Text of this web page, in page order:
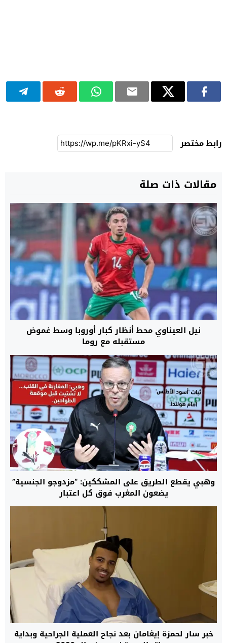
رابط مختصر
مقالات ذات صلة
نيل العيناوي محط أنظار كبار أوروبا وسط غموض
مستقبله مع روما
وهبي يقطع الطريق على المشككين: “مزدوجو الجنسية”
يضعون المغرب فوق كل اعتبار
خبر سار لحمزة إيغامان بعد نجاح العملية الجراحية وبداية